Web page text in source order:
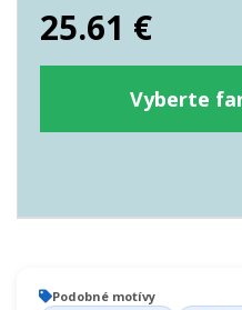
25.61 €
Vyberte
Podobné motívy